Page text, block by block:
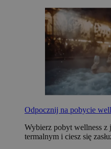
Odpocznij na pobycie
Wybierz pobyt wellness z
termalnym i ciesz się